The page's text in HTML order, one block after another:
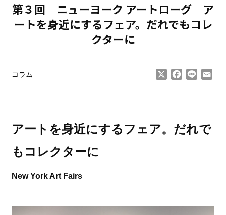
第３回 ニューヨーク アートローグ ア
ートを身近にするフェア。だれでもコレ
クターに
コラム Facebook
Line
アートを身近にするフェア。だれで
もコレクターに
New York Art Fairs